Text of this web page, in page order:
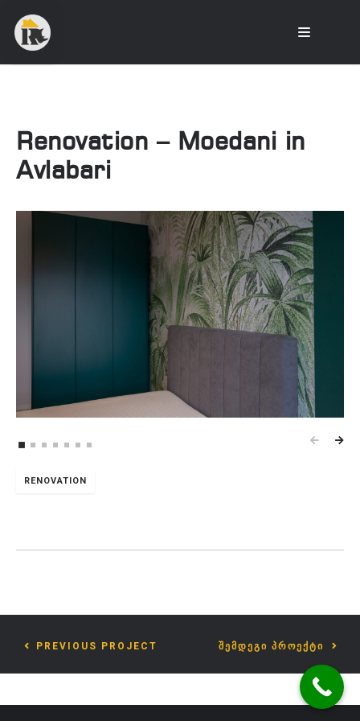
Renovation – Moedani in
Avlabari
RENOVATION
PREVIOUS PROJECT ᲨᲔᲛᲓᲔᲒᲘ ᲞᲠᲝᲔᲥᲢᲘ